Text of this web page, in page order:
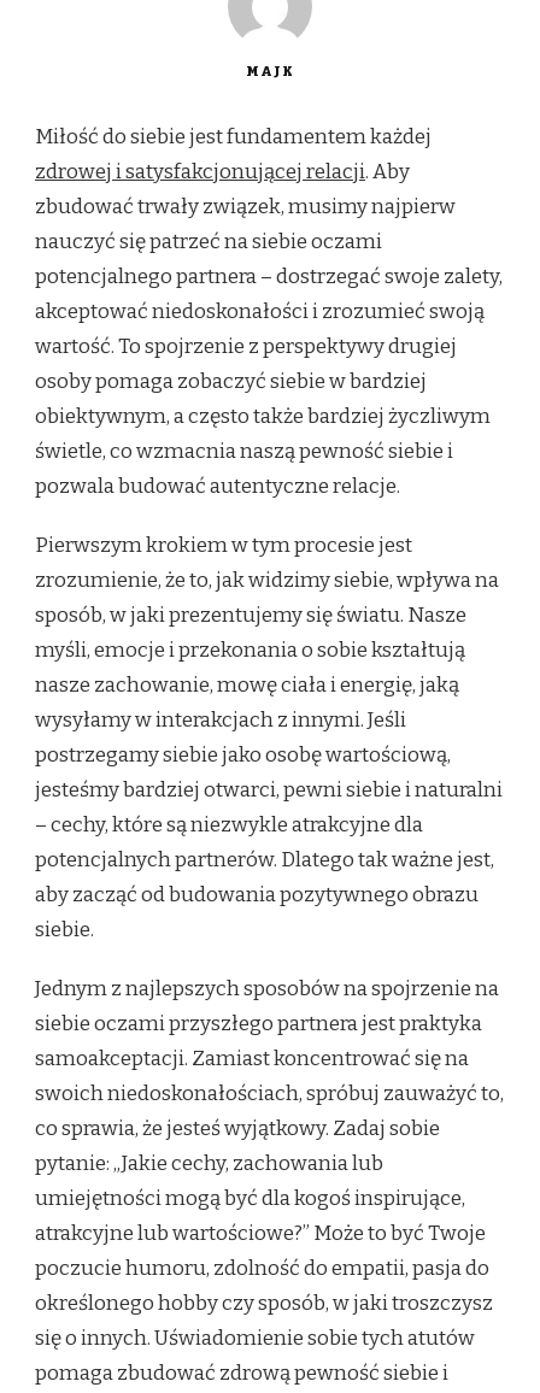
MAJK
Miłość do siebie jest fundamentem każdej
zdrowej i satysfakcjonującej relacji. Aby
zbudować trwały związek, musimy najpierw
nauczyć się patrzeć na siebie oczami
potencjalnego partnera – dostrzegać swoje zalety,
akceptować niedoskonałości i zrozumieć swoją
wartość. To spojrzenie z perspektywy drugiej
osoby pomaga zobaczyć siebie w bardziej
obiektywnym, a często także bardziej życzliwym
świetle, co wzmacnia naszą pewność siebie i
pozwala budować autentyczne relacje.
Pierwszym krokiem w tym procesie jest
zrozumienie, że to, jak widzimy siebie, wpływa na
sposób, w jaki prezentujemy się światu. Nasze
myśli, emocje i przekonania o sobie kształtują
nasze zachowanie, mowę ciała i energię, jaką
wysyłamy w interakcjach z innymi. Jeśli
postrzegamy siebie jako osobę wartościową,
jesteśmy bardziej otwarci, pewni siebie i naturalni
– cechy, które są niezwykle atrakcyjne dla
potencjalnych partnerów. Dlatego tak ważne jest,
aby zacząć od budowania pozytywnego obrazu
siebie.
Jednym z najlepszych sposobów na spojrzenie na
siebie oczami przyszłego partnera jest praktyka
samoakceptacji. Zamiast koncentrować się na
swoich niedoskonałościach, spróbuj zauważyć to,
co sprawia, że jesteś wyjątkowy. Zadaj sobie
pytanie: „Jakie cechy, zachowania lub
umiejętności mogą być dla kogoś inspirujące,
atrakcyjne lub wartościowe?” Może to być Twoje
poczucie humoru, zdolność do empatii, pasja do
określonego hobby czy sposób, w jaki troszczysz
się o innych. Uświadomienie sobie tych atutów
pomaga zbudować zdrową pewność siebie i